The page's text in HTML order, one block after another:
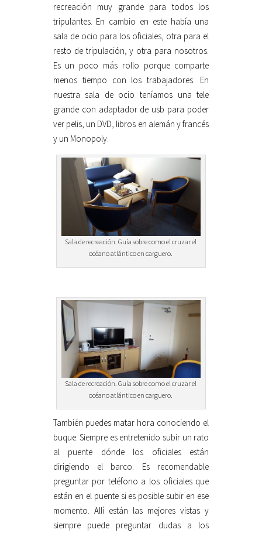
recreación muy grande para todos los
tripulantes. En cambio en este había una
sala de ocio para los oficiales, otra para el
resto de tripulación, y otra para nosotros.
Es un poco más rollo porque comparte
menos tiempo con los trabajadores. En
nuestra sala de ocio teníamos una tele
grande con adaptador de usb para poder
ver pelis, un DVD, libros en alemán y francés
y un Monopoly.
Sala de recreación. Guía sobre como el cruzar el
océano atlántico en carguero.
Sala de recreación. Guía sobre como el cruzar el
océano atlántico en carguero.
También puedes matar hora conociendo el
buque. Siempre es entretenido subir un rato
al puente dónde los oficiales están
dirigiendo el barco. Es recomendable
preguntar por teléfono a los oficiales que
están en el puente si es posible subir en ese
momento. Allí están las mejores vistas y
siempre puede preguntar dudas a los